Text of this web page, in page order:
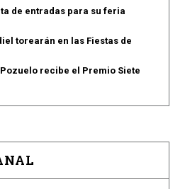
de entradas para su feria
torearán en las Fiestas de
recibe el Premio Siete